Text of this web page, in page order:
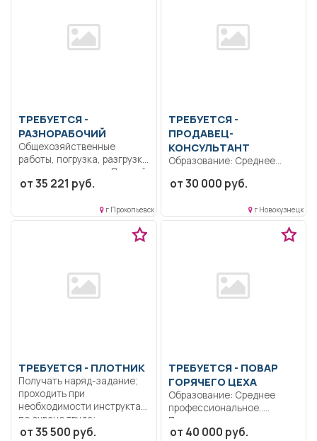
ТРЕБУЕТСЯ -
РАЗНОРАБОЧИЙ
Общехозяйственные
работы, погрузка, разгрузка
продукции и сырья.. Полный
рабочий...
от 35 221 руб.
г Прокопьевск
ТРЕБУЕТСЯ -
ПРОДАВЕЦ-
КОНСУЛЬТАНТ
Образование: Среднее
образование.
радиоэлектроника. Знание
основ работы...
от 30 000 руб.
г Новокузнецк
ТРЕБУЕТСЯ - ПЛОТНИК
Получать наряд-задание;
проходить при
необходимости инструктаж
по охране труда;...
от 35 500 руб.
ТРЕБУЕТСЯ - ПОВАР
ГОРЯЧЕГО ЦЕХА
Образование: Среднее
профессиональное..
Приготовление горячих
блюд, контроль
от 40 000 руб.